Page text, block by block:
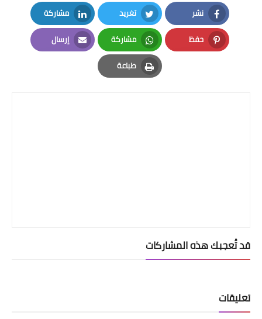
نشر
Facebook
تغريد
Twitter
مشاركة
LinkedIn
حفظ
Pinterest
مشاركة
Whatsapp
إرسال
Email
طباعة
Print
قد تُعجبك هذه المشاركات
تعليقات